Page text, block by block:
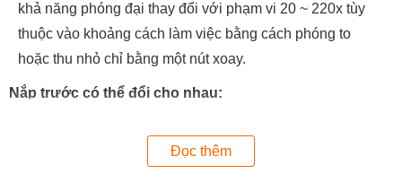
khả năng phóng đại thay đổi với phạm vi 20 ~ 220x tùy
thuộc vào khoảng cách làm việc bằng cách phóng to
hoặc thu nhỏ chỉ bằng một nút xoay.
Nắp trước có thể đổi cho nhau:
Đọc thêm